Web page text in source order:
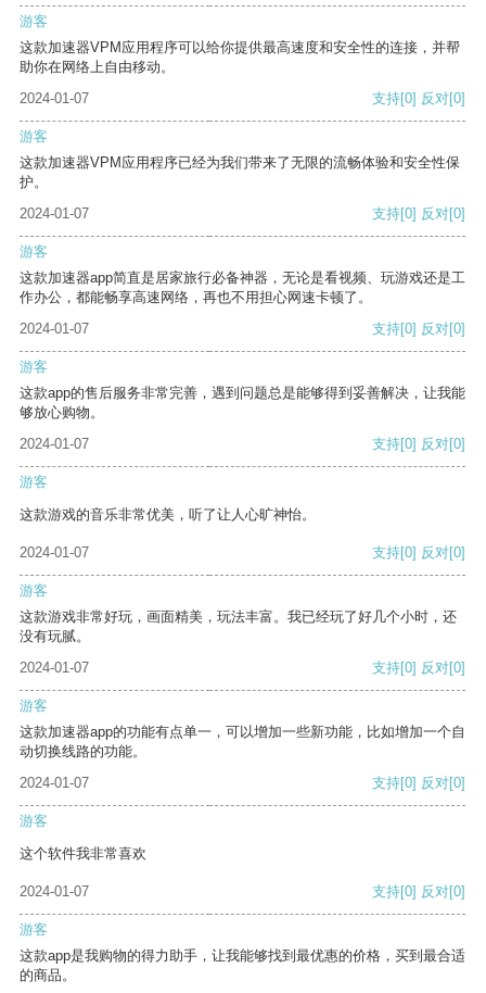
游客
这款加速器VPM应用程序可以给你提供最高速度和安全性的连接，并帮
助你在网络上自由移动。
2024-01-07
支持[0] 反对[0]
游客
这款加速器VPM应用程序已经为我们带来了无限的流畅体验和安全性保
护。
2024-01-07
支持[0] 反对[0]
游客
这款加速器app简直是居家旅行必备神器，无论是看视频、玩游戏还是工
作办公，都能畅享高速网络，再也不用担心网速卡顿了。
2024-01-07
支持[0] 反对[0]
游客
这款app的售后服务非常完善，遇到问题总是能够得到妥善解决，让我能
够放心购物。
2024-01-07
支持[0] 反对[0]
游客
这款游戏的音乐非常优美，听了让人心旷神怡。
2024-01-07 支持[0] 反对[0]
游客
这款游戏非常好玩，画面精美，玩法丰富。我已经玩了好几个小时，还
没有玩腻。
2024-01-07
支持[0] 反对[0]
游客
这款加速器app的功能有点单一，可以增加一些新功能，比如增加一个自
动切换线路的功能。
2024-01-07
支持[0] 反对[0]
游客
这个软件我非常喜欢
2024-01-07 支持[0] 反对[0]
游客
这款app是我购物的得力助手，让我能够找到最优惠的价格，买到最合适
的商品。